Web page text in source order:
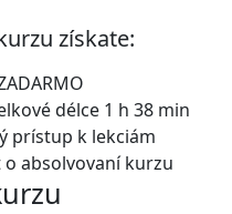
získate:
délce 1 h 38 min
prístup k lekciám
absolvovaní kurzu